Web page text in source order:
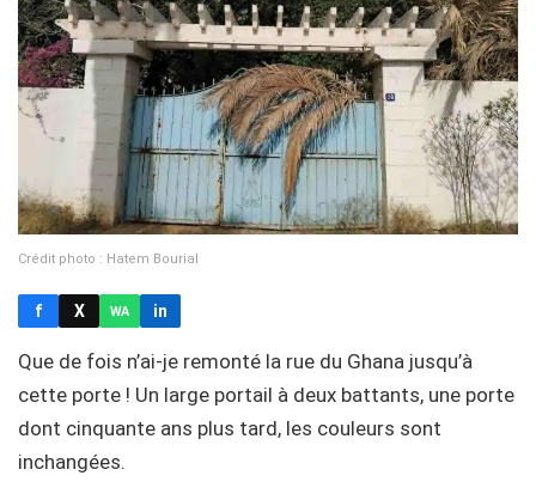
Crédit photo : Hatem Bourial
f X WA in
Que de fois n’ai-je remonté la rue du Ghana jusqu’à
cette porte ! Un large portail à deux battants, une porte
dont cinquante ans plus tard, les couleurs sont
inchangées.